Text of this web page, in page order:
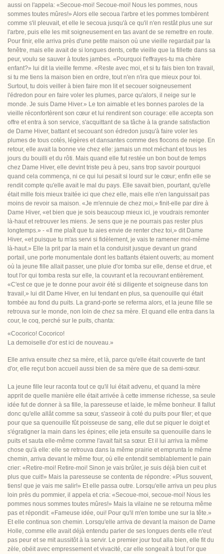
aussi on l'appela: «Secoue-moi! Secoue-moi! Nous les pommes, nous
sommes toutes mûres!» Alors elle secoua l'arbre et les pommes tombèrent
comme s'il pleuvait, et elle le secoua jusqu'à ce qu'il n'en restât plus une sur
l'arbre, puis elle les mit soigneusement en tas avant de se remettre en route.
Pour finir, elle arriva près d'une petite maison où une vieille regardait par la
fenêtre, mais elle avait de si longues dents, cette vieille que la fillette dans sa
peur, voulu se sauver à toutes jambes. «Pourquoi t'effrayes-tu ma chère
enfant?» lui dit la vieille femme. «Reste avec moi, et si tu fais bien ton travail,
si tu me tiens la maison bien en ordre, tout n'en n'ira que mieux pour toi.
Surtout, tu dois veiller à bien faire mon lit et secouer soigneusement
l'édredon pour en faire voler les plumes, parce qu'alors, il neige sur le
monde. Je suis Dame Hiver.» Le ton aimable et les bonnes paroles de la
vieille réconfortèrent son cœur et lui rendirent son courage: elle accepta son
offre et entra à son service, s'acquittant de sa tâche à la grande satisfaction
de Dame Hiver, battant et secouant son édredon jusqu'à faire voler les
plumes de tous cotés, légères et dansantes comme des flocons de neige. En
retour, elle avait la bonne vie chez elle: jamais un mot méchant et tous les
jours du bouilli et du rôti. Mais quand elle fut restée un bon bout de temps
chez Dame Hiver, elle devint triste peu à peu, sans trop savoir pourquoi
quand cela commença, ni ce qui lui pesait si lourd sur le cœur; enfin elle se
rendit compte qu'elle avait le mal du pays. Elle savait bien, pourtant, qu'elle
était mille fois mieux traitée ici que chez elle, mais elle n'en languissait pas
moins de revoir sa maison. «Je m'ennuie de chez moi,» finit-elle par dire à
Dame Hiver, «et bien que je sois beaucoup mieux ici, je voudrais remonter
là-haut et retrouver les miens. Je sens que je ne pourrais pas rester plus
longtemps.» - «Il me plaît que tu aies envie de renter chez toi,» dit Dame
Hiver, «et puisque tu m'as servi si fidèlement, je vais te ramener moi-même
là-haut.» Elle la prit par la main et la conduisit jusque devant un grand
portail, une porte monumentale dont les battants étaient ouverts; au moment
où la jeune fille allait passer, une pluie d'or tomba sur elle, dense et drue, et
tout l'or qui tomba resta sur elle, la couvrant et la recouvrant entièrement.
«C'est ce que je te donne pour avoir été si diligente et soigneuse dans ton
travail,» lui dit Dame Hiver, en lui tendant en plus, sa quenouille qui était
tombée au fond du puits. La grand-porte se referma alors, et la jeune fille se
retrouva sur le monde, non loin de chez sa mère. Et quand elle entra dans la
cour, le coq, perché sur le puits, chanta:
«Cocorico! Cocorico!
La demoiselle d'or est ici de nouveau.»
Elle arriva ensuite chez sa mère, et là, parce qu'elle était couverte de tant
d'or, elle reçut bon accueil aussi bien de sa mère que de sa demi-sœur.
La jeune fille leur raconta tout ce qu'il lui était advenu, et quand la mère
apprit de quelle manière elle était arrivée à cette immense richesse, sa seule
idée fut de donner à sa fille, la paresseuse et laide, le même bonheur. Il fallut
donc qu'elle allât comme sa sœur, s'asseoir à coté du puits pour filer; et que
pour que sa quenouille fût poisseuse de sang, elle dut se piquer le doigt et
s'égratigner la main dans les épines; elle jeta ensuite sa quenouille dans le
puits et sauta elle-même comme l'avait fait sa sœur. Et il lui arriva la même
chose qu'à elle: elle se retrouva dans la même prairie et emprunta le même
chemin, arriva devant le même four, où elle entendit semblablement le pain
crier: «Retire-moi! Retire-moi! Sinon je vais brûler, je suis déjà bien cuit et
plus que cuit!» Mais la paresseuse se contenta de répondre: «Plus souvent,
tiens! que je vais me salir!» Et elle passa outre. Lorsqu'elle arriva un peu plus
loin près du pommier, il appela et cria: «Secoue-moi, secoue-moi! Nous les
pommes nous sommes toutes mûres!» Mais la vilaine ne se retourna même
pas et répondit: «Fameuse idée, oui! Pour qu'il m'en tombe une sur la tête.»
Et elle continua son chemin. Lorsqu'elle arriva de devant la maison de Dame
Holle, comme elle avait déjà entendu parler de ses longues dents elle n'eut
pas peur et se mit aussitôt à la servir. Le premier jour tout alla bien, elle fit du
zèle, obéit avec empressement et vivacité, car elle songeait à tout l'or que